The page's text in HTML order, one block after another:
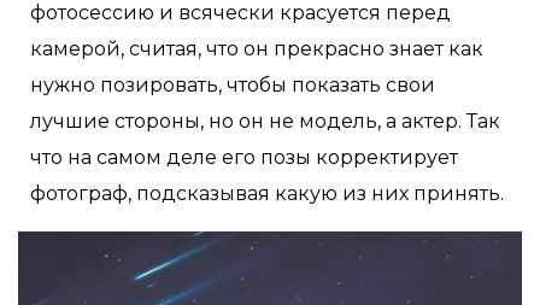
фотосессию и всячески красуется перед
камерой, считая, что он прекрасно знает как
нужно позировать, чтобы показать свои
лучшие стороны, но он не модель, а актер. Так
что на самом деле его позы корректирует
фотограф, подсказывая какую из них принять.